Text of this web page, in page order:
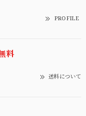
PROFILE
料
送料について